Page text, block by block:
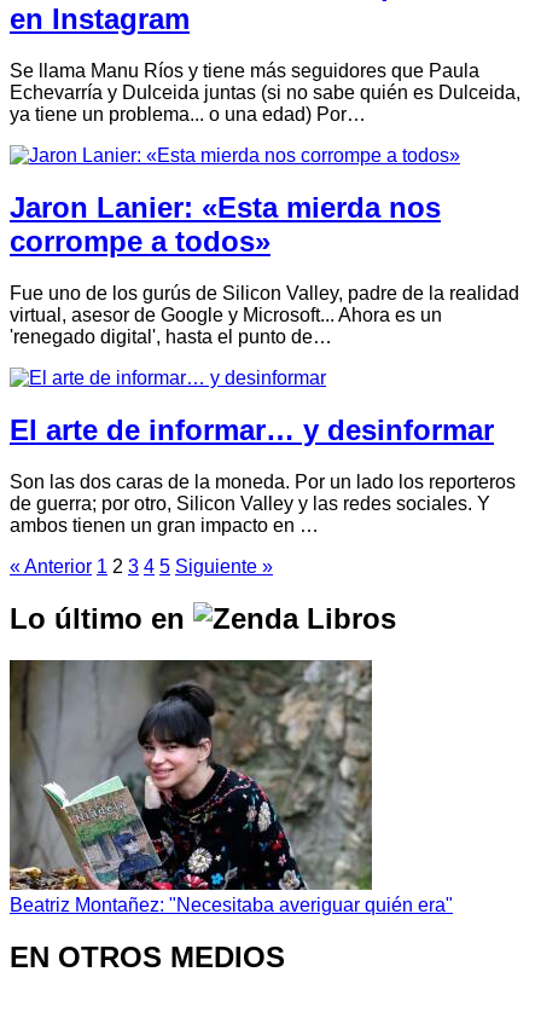
en Instagram
Se llama Manu Ríos y tiene más seguidores que Paula
Echevarría y Dulceida juntas (si no sabe quién es Dulceida,
ya tiene un problema... o una edad) Por…
Jaron Lanier: «Esta mierda nos
corrompe a todos»
Fue uno de los gurús de Silicon Valley, padre de la realidad
virtual, asesor de Google y Microsoft... Ahora es un
'renegado digital', hasta el punto de…
El arte de informar… y desinformar
Son las dos caras de la moneda. Por un lado los reporteros
de guerra; por otro, Silicon Valley y las redes sociales. Y
ambos tienen un gran impacto en …
« Anterior 1 2 3 4 5 Siguiente »
Lo último en
Beatriz Montañez: "Necesitaba averiguar quién era"
EN OTROS MEDIOS